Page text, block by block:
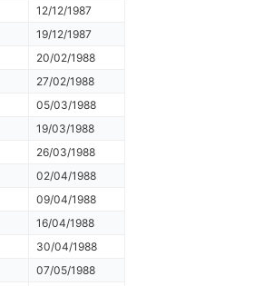
12/12/1987
19/12/1987
20/02/1988
27/02/1988
05/03/1988
19/03/1988
26/03/1988
02/04/1988
09/04/1988
16/04/1988
30/04/1988
07/05/1988